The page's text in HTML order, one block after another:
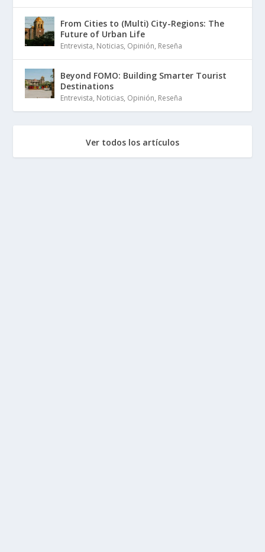
From Cities to (Multi) City-Regions: The
Future of Urban Life
Entrevista, Noticias, Opinión, Reseña
Beyond FOMO: Building Smarter Tourist
Destinations
Entrevista, Noticias, Opinión, Reseña
Ver todos los artículos